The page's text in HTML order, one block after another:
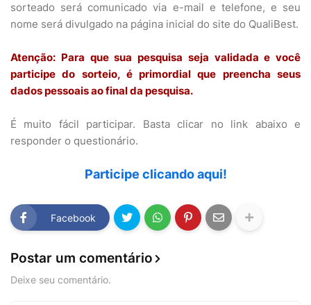
sorteado será comunicado via e-mail e telefone, e seu
nome será divulgado na página inicial do site do QualiBest.
Atenção: Para que sua pesquisa seja validada e você
participe do sorteio, é primordial que preencha seus
dados pessoais ao final da pesquisa.
É muito fácil participar. Basta clicar no link abaixo e
responder o questionário.
Participe clicando aqui!
Facebook
Postar um comentário
Deixe seu comentário.